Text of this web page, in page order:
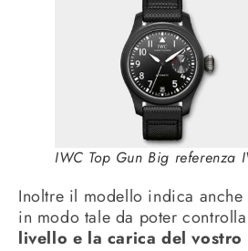
IWC Top Gun Big referenza
Inoltre il modello indica
in modo tale da poter
livello e la carica del